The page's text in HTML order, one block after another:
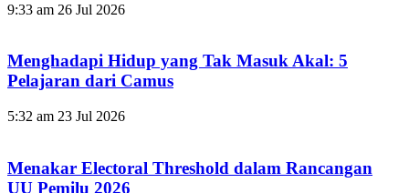
9:33 am 26 Jul 2026
Menghadapi Hidup yang Tak Masuk Akal: 5
Pelajaran dari Camus
5:32 am 23 Jul 2026
Menakar Electoral Threshold dalam Rancangan
UU Pemilu 2026